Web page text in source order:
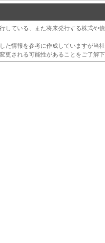
している、また将来発行する株式や
た情報を参考に作成していますが当
更される可能性があることをご了解